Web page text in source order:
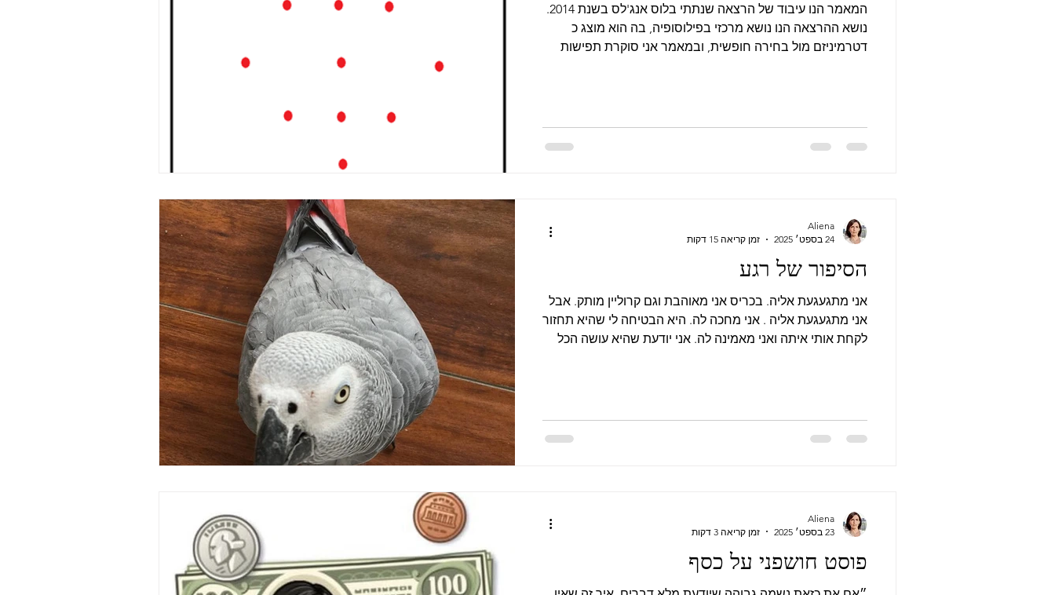
המאמר הנו עיבוד של הרצאה שנתתי בלוס אנג'לס בשנת 2014.
נושא ההרצאה הנו נושא מרכזי בפילוסופיה, בה הוא מוצג כ
דטרמיניזם מול בחירה חופשית, ובמאמר אני סוקרת תפישות
בגורל), הסוף ידוע מראש, בדטרמיניזם לא רק הסוף ידוע מראש,
הסיפור של רגע
אני מתגעגעת אליה. בכריס אני מאוהבת וגם קרוליין מותק. אבל
אני מתגעגעת אליה . אני מחכה לה. היא הבטיחה לי שהיא תחזור
לקחת אותי איתה ואני מאמינה לה. אני יודעת שהיא עושה הכל
בגלל זה אנחנו מתאימות. עוברת דברים לא פשוטים שאנשים
Aliena
24 בספט׳ 2025
זמן קריאה 15 דקות
פוסט חושפני על כסף
Aliena
23 בספט׳ 2025
זמן קריאה 3 דקות